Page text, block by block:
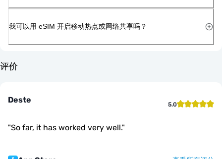
我可以用 eSIM 开启移动热点或网络共享吗？
评价
Deste 5.0
"So far, it has worked very well."